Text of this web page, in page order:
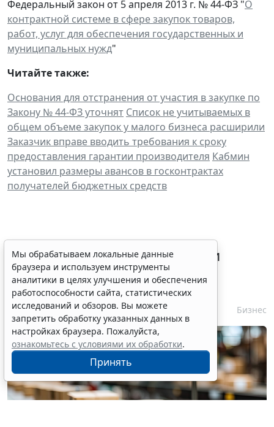
Федеральный закон от 5 апреля 2013 г. № 44-ФЗ "О
контрактной системе в сфере закупок товаров,
работ, услуг для обеспечения государственных и
муниципальных нужд"
Читайте также:
Основания для отстранения от участия в закупке по
Закону № 44-ФЗ уточнят Список не учитываемых в
общем объеме закупок у малого бизнеса расширили
Заказчик вправе вводить требования к сроку
предоставления гарантии производителя Кабмин
установил размеры авансов в госконтрактах
получателей бюджетных средств
Процедуру приостановки или
запрета реализации опасной
продукции оптимизируют
6 августа 2026 15:39 Бизнес
Мы обрабатываем локальные данные
браузера и используем инструменты
аналитики в целях улучшения и обеспечения
работоспособности сайта, статистических
исследований и обзоров. Вы можете
запретить обработку указанных данных в
настройках браузера. Пожалуйста,
ознакомьтесь с условиями их обработки.
Принять